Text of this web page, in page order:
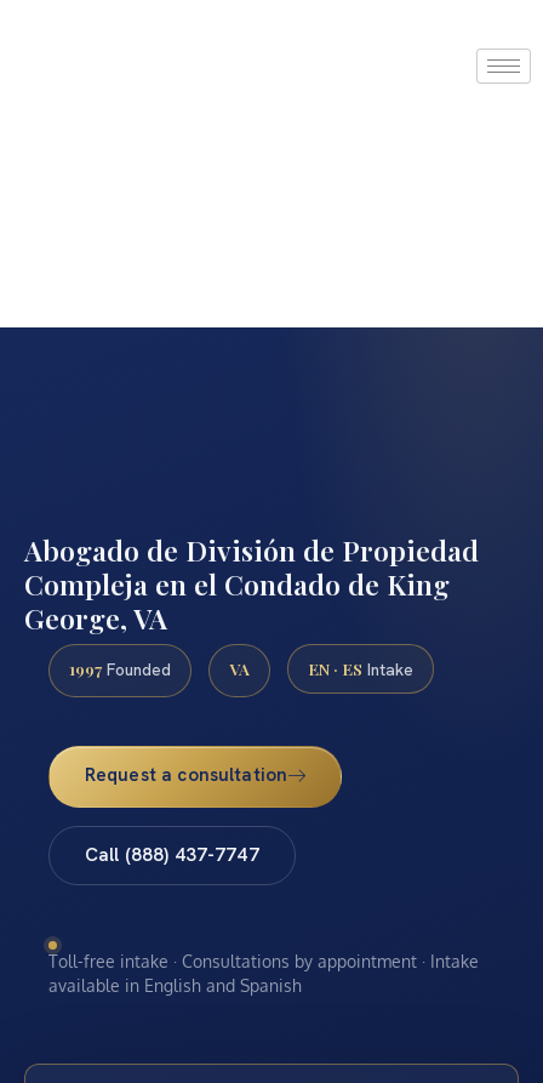
Abogado de División de Propiedad
Compleja en el Condado de King
George, VA
1997 Founded VA EN · ES Intake
Request a consultation
Call (888) 437-7747
Toll-free intake · Consultations by appointment · Intake
available in English and Spanish